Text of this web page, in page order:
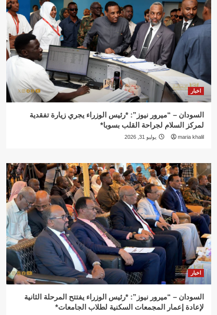
اخبار
السودان – “ميرور نيوز”: *رئيس الوزراء يجري زيارة تفقدية
لمركز السلام لجراحة القلب بسوبا*
maria khalil يوليو 31, 2026
اخبار
السودان – “ميرور نيوز”: *رئيس الوزراء يفتتح المرحلة الثانية
لإعادة إعمار المجمعات السكنية لطلاب الجامعات*